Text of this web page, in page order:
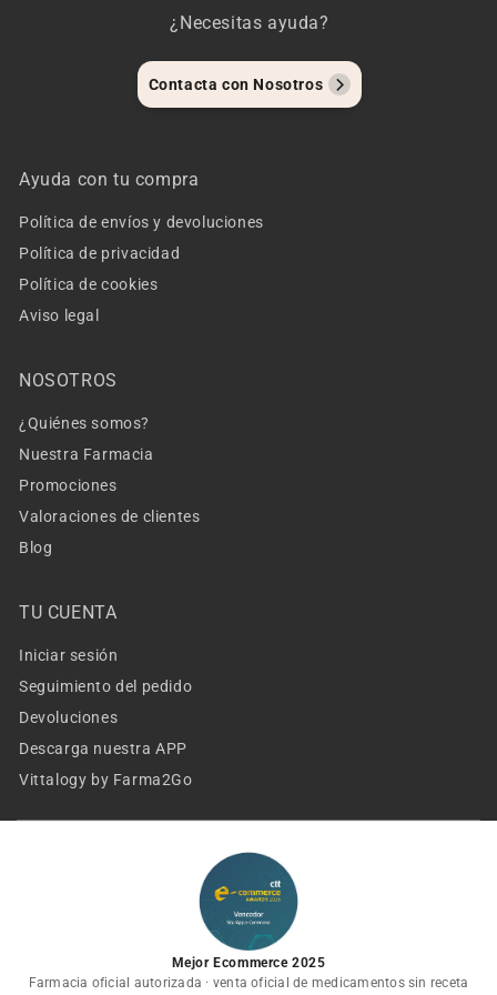
¿Necesitas ayuda?
Contacta con Nosotros
Ayuda con tu compra
Política de envíos y devoluciones
Política de privacidad
Política de cookies
Aviso legal
NOSOTROS
¿Quiénes somos?
Nuestra Farmacia
Promociones
Valoraciones de clientes
Blog
TU CUENTA
Iniciar sesión
Seguimiento del pedido
Devoluciones
Descarga nuestra APP
Vittalogy by Farma2Go
Mejor Ecommerce 2025
Farmacia oficial autorizada · venta oficial de medicamentos sin receta